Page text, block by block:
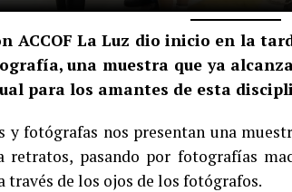
ACCOF La Luz dio inicio en la
una muestra que ya
para los amantes de esta
y fotógrafas nos presentan una
retratos, pasando por fotografías
través de los ojos de los fotógrafos.